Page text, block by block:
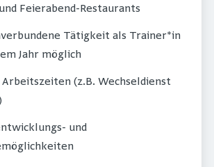
Feierabend-Restaurants
Tätigkeit als Trainer*in
Jahr möglich
(z.B. Wechseldienst
und